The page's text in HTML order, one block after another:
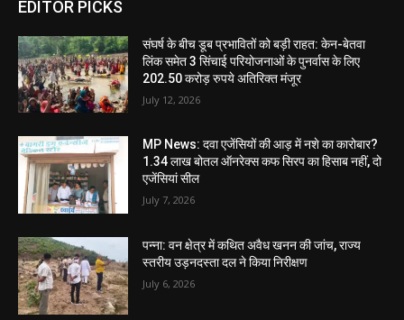
EDITOR PICKS
संघर्ष के बीच डूब प्रभावितों को बड़ी राहत: केन-बेतवा
लिंक समेत 3 सिंचाई परियोजनाओं के पुनर्वास के लिए
202.50 करोड़ रुपये अतिरिक्त मंजूर
July 12, 2026
MP News: दवा एजेंसियों की आड़ में नशे का कारोबार?
1.34 लाख बोतल ऑनरेक्स कफ सिरप का हिसाब नहीं, दो
एजेंसियां सील
July 7, 2026
पन्ना: वन क्षेत्र में कथित अवैध खनन की जांच, राज्य
स्तरीय उड़नदस्ता दल ने किया निरीक्षण
July 6, 2026